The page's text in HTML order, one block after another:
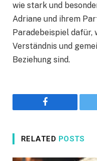
wie stark und
Adriane und ihrem
Paradebeispiel dafür,
Verständnis und
Beziehung sind.
Facebook
RELATED POSTS